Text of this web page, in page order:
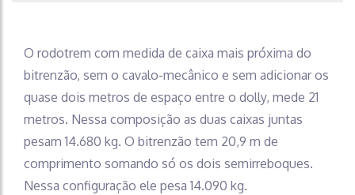
O rodotrem com medida de caixa mais próxima do
bitrenzão, sem o cavalo-mecânico e sem adicionar os
quase dois metros de espaço entre o dolly, mede 21
metros. Nessa composição as duas caixas juntas
pesam 14.680 kg. O bitrenzão tem 20,9 m de
comprimento somando só os dois semirreboques.
Nessa configuração ele pesa 14.090 kg.